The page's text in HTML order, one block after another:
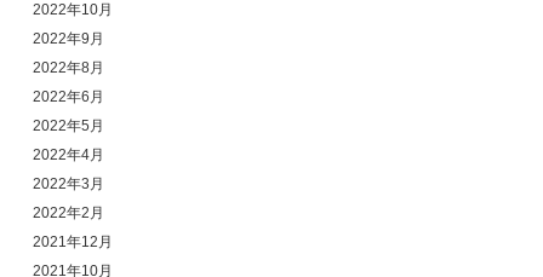
2022年10月
2022年9月
2022年8月
2022年6月
2022年5月
2022年4月
2022年3月
2022年2月
2021年12月
2021年10月